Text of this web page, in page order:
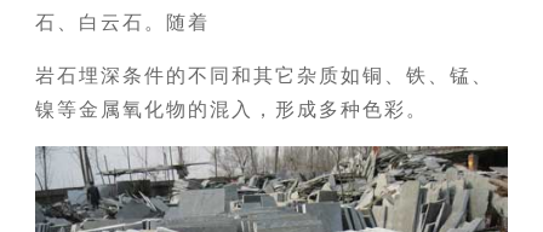
石、白云石。随着
岩石埋深条件的不同和其它杂质如铜、铁、锰、
镍等金属氧化物的混入，形成多种色彩。